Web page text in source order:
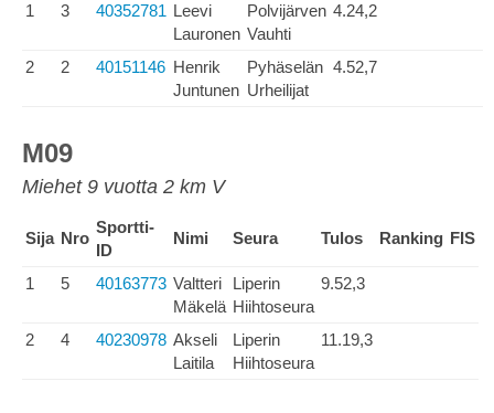
1 3 40352781 Leevi
Lauronen
Polvijärven
Vauhti
4.24,2
2 2 40151146 Henrik
Juntunen
Pyhäselän
Urheilijat
4.52,7
M09
Miehet 9 vuotta 2 km V
Sija Nro
Sportti-
ID
Nimi Seura Tulos Ranking FIS
1 5 40163773 Valtteri
Mäkelä
Liperin
Hiihtoseura
9.52,3
2 4 40230978 Akseli
Laitila
Liperin
Hiihtoseura
11.19,3